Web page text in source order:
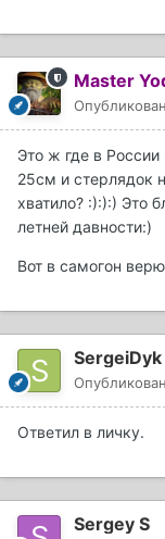
Master
Это ж где в
25см и стерлядок
хватило? :):):) Это
летней давности:)
Вот в самогон
SergeiDyk
Ответил в личку.
Sergey S